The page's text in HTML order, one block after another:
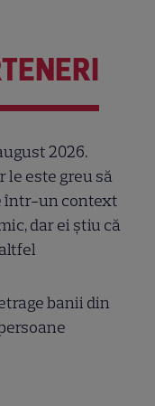
2026.
le este greu să
într-un context
dar ei știu că
banii din